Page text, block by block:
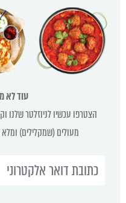
עוד לא
הצטרפו עכשיו לניוזלטר שלנו
מעולים (שמקלילים)